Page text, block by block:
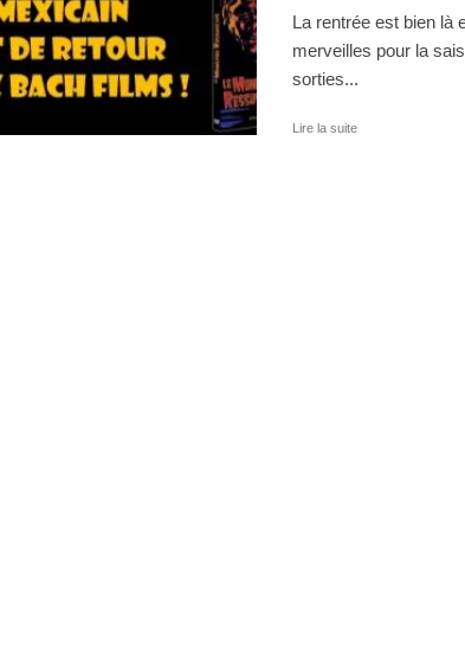
La rentrée est bien là
merveilles pour la
sorties...
Lire la suite